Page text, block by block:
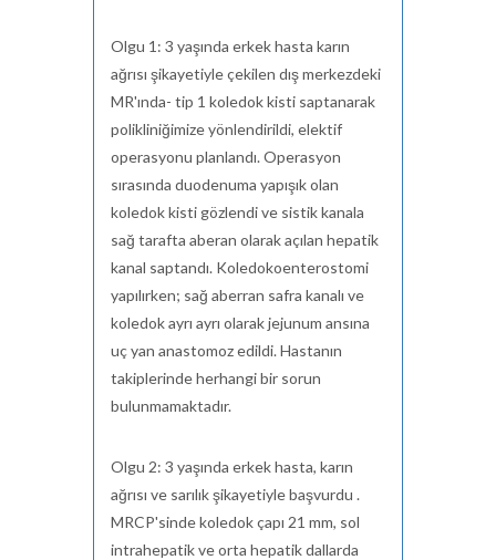
Olgu 1: 3 yaşında erkek hasta karın
ağrısı şikayetiyle çekilen dış merkezdeki
MR'ında- tip 1 koledok kisti saptanarak
polikliniğimize yönlendirildi, elektif
operasyonu planlandı. Operasyon
sırasında duodenuma yapışık olan
koledok kisti gözlendi ve sistik kanala
sağ tarafta aberan olarak açılan hepatik
kanal saptandı. Koledokoenterostomi
yapılırken; sağ aberran safra kanalı ve
koledok ayrı ayrı olarak jejunum ansına
uç yan anastomoz edildi. Hastanın
takiplerinde herhangi bir sorun
bulunmamaktadır.
Olgu 2: 3 yaşında erkek hasta, karın
ağrısı ve sarılık şikayetiyle başvurdu .
MRCP'sinde koledok çapı 21 mm, sol
intrahepatik ve orta hepatik dallarda